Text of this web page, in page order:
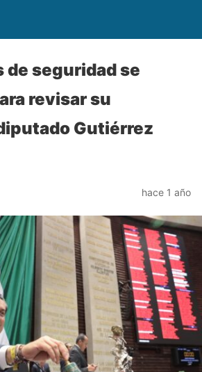
de seguridad se
revisar su
Gutiérrez
hace 1 año